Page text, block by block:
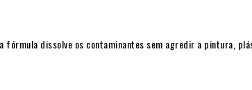
fórmula dissolve os contaminantes sem agredir a pintura,